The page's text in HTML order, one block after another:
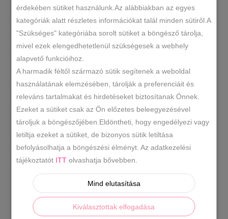
055-5474
KATEGÓRIÁK Kiegészítők,Sapka Fejpánt
CÍMKÉK
sapka,fekete sapka, kötött
sapka, polár béléses sapka
sapka,szürke sapka,téli sapka
LEÍRÁS
TOVÁBBI INFORMÁCIÓK
Meleg divatos sapka több színben.
A sapka kötött,polár béléses.
érdekében sütiket használunk.Az alábbiakban az egyes
kategóriák alatt részletes információkat talál minden sütiről.A
"Szükséges" kategóriába sorolt sütiket a böngésző tárolja,
mivel ezek elengedhetetlenül szükségesek a webhely
alapvető funkcióihoz.
A harmadik féltől származó sütik segítenek a weboldal
használatának elemzésében, tárolják a preferenciáit és
releváns tartalmakat és hirdetéseket biztosítanak Önnek.
Ezeket a sütiket csak az Ön előzetes beleegyezésével
tároljuk a böngészőjében.Eldöntheti, hogy engedélyezi vagy
letiltja ezeket a sütiket, de bizonyos sütik letiltása
befolyásolhatja a böngészési élményt. Az adatkezelési
tájékoztatót ITT olvashatja bővebben.
Mind elutasítása
Kiválasztottak elfogadása